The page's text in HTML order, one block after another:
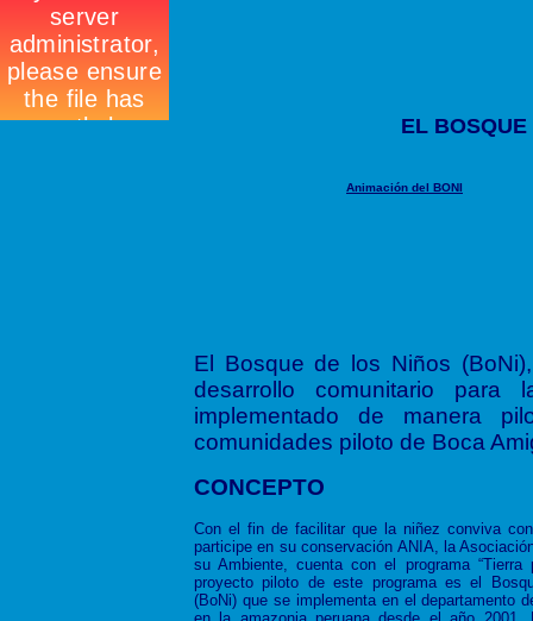
EL
Animación del BONI
El Bosque de los Niños
desarrollo comunitario
implementado de manera
comunidades piloto de Boca
CONCEPTO
Con el fin de facilitar que la niñez conviva
participe en su conservación ANIA, la
su Ambiente, cuenta con el programa “Tierra
proyecto piloto de este programa es el
(BoNi) que se implementa en el departamento